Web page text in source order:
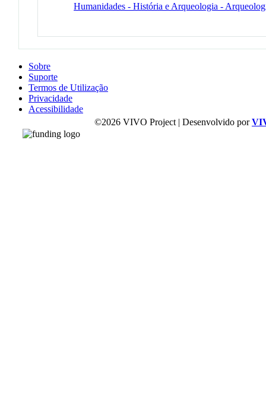
Humanidades - História e Arqueologia -
Sobre
Suporte
Termos de Utilização
Privacidade
Acessibilidade
©2026 VIVO Project | Desenvolvido por